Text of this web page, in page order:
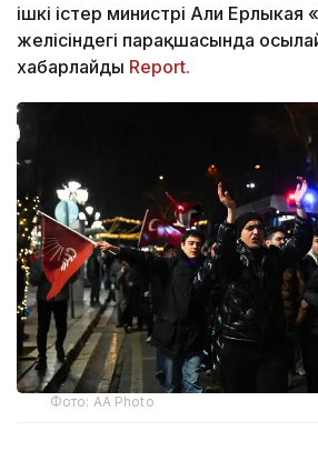
ішкі істер министрі Али Ерлыкая
желісіндегі парақшасында
хабарлайды Report.
Фото: AA Photo